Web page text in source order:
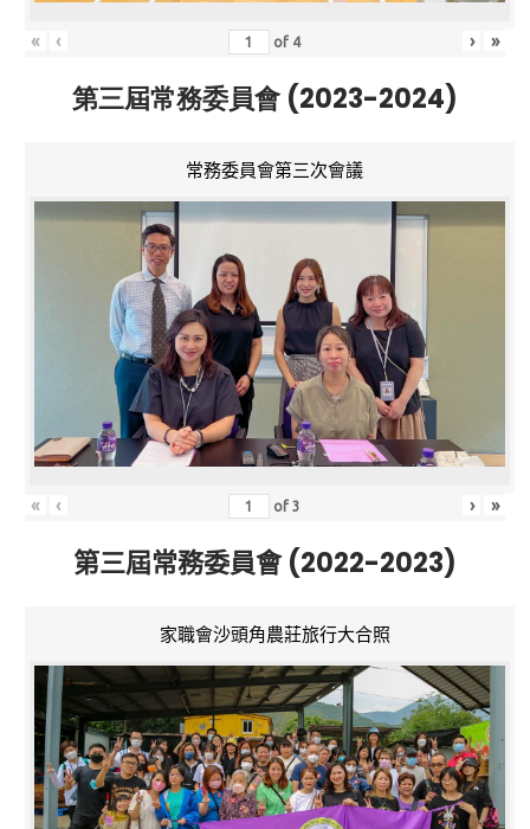
« ‹ of 4 › »
第三屆常務委員會 (2023-2024)
常務委員會第三次會議
« ‹ of3 › »
第三屆常務委員會 (2022-2023)
家職會沙頭角農莊旅行大合照